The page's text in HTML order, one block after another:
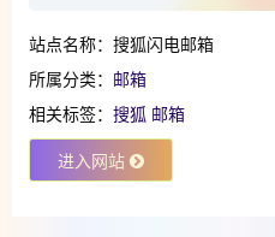
站点名称：搜狐闪电邮箱
所属分类： 邮箱
相关标签： 搜狐 邮箱
进入网站